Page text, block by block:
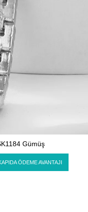
Gümüş
ÖDEME AVANTAJI